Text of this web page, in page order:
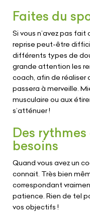
Faites du
Si vous n’avez pas
reprise peut-être
différents types de
grande attention les
coach, afin de réaliser
passera à merveille.
musculaire ou aux
s’atténuer !
Des
besoins
Quand vous avez un
connait. Très bien
correspondant
patience. Rien de tel
vos objectifs !